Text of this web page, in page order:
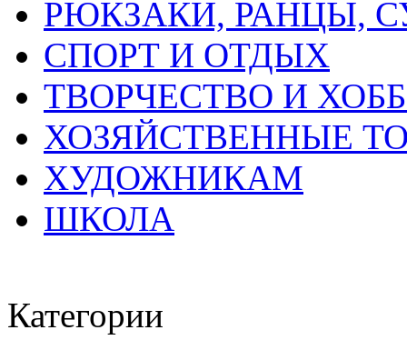
РЮКЗАКИ, РАНЦЫ,
СПОРТ И ОТДЫХ
ТВОРЧЕСТВО И
ХОЗЯЙСТВЕННЫЕ
ХУДОЖНИКАМ
ШКОЛА
Категории